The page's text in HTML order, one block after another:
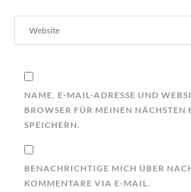
NAME, E-MAIL-ADRESSE UND
BROWSER FÜR MEINEN NÄCHSTEN
SPEICHERN.
BENACHRICHTIGE MICH ÜBER
KOMMENTARE VIA E-MAIL.